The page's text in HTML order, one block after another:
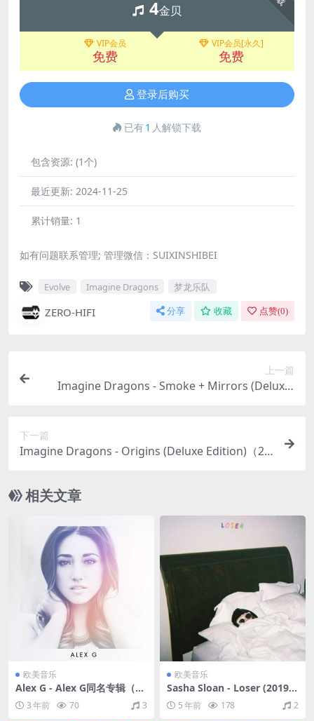
4金贝
VIP会员
免费
VIP会员[永久]
免费
登录后购买
已有1 人解锁下载
包含资源: (1个)
最近更新: 2024-11-25
累计销量: 1
如有问题联系管理; 管理微信：SUIXINSHIBEI
Evolve Imagine Dragons 梦龙乐队
ZERO-HIFI 分享 收藏 点赞(0)
上一篇
Imagine Dragons - Smoke + Mirrors (Deluxe)
下一篇
Imagine Dragons - Origins (Deluxe Edition)（20
相关文章
欧美音乐
Alex G - Alex G同名专辑（20
14/FLAC/分轨/273M）
3 年前 70 3
欧美音乐
Sasha Sloan - Loser (2019/F
LAC/EP分轨/107M)
5 年前 178 2